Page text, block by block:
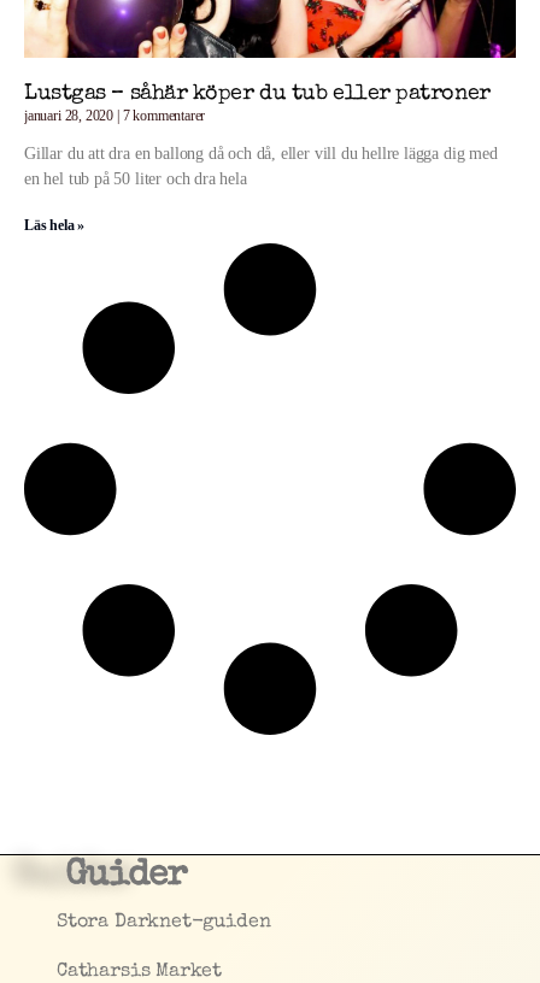
Lustgas – såhär köper du tub eller patroner
januari 28, 2020 7 kommentarer
Gillar du att dra en ballong då och då, eller vill du hellre lägga dig med
en hel tub på 50 liter och dra hela
Läs hela »
Guider
Stora Darknet-guiden
Catharsis Market